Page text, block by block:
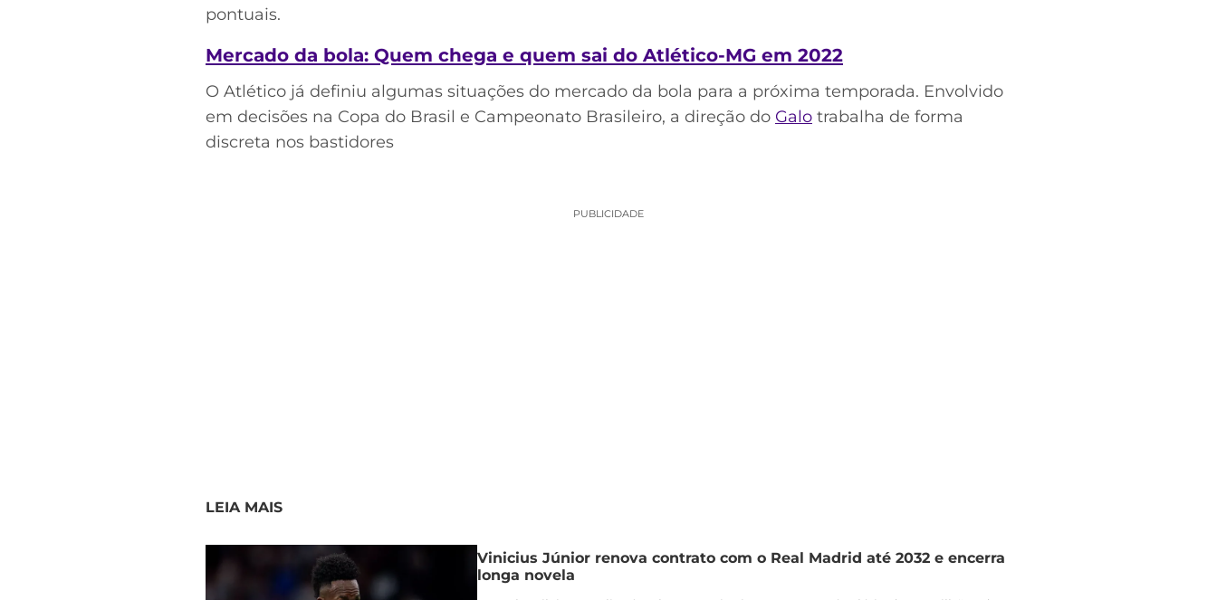
pontuais.
Mercado da bola: Quem chega e quem sai do Atlético-MG em 2022
O Atlético já definiu algumas situações do mercado da bola para a próxima temporada. Envolvido
em decisões na Copa do Brasil e Campeonato Brasileiro, a direção do Galo trabalha de forma
discreta nos bastidores
PUBLICIDADE
LEIA MAIS
Vinicius Júnior renova contrato com o Real Madrid até 2032 e encerra
longa novela